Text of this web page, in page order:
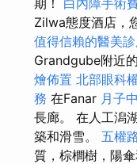
Zilwa態度酒店，
值得信賴的醫美
Grandgube附近
燴佈置 北部眼科
務 在Fanar 月子
長廊。 在人工潟
築和滑雪。 五權
質，棕櫚樹，陽